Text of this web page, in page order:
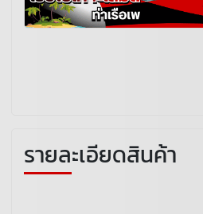
รายละเอียดสินค้า